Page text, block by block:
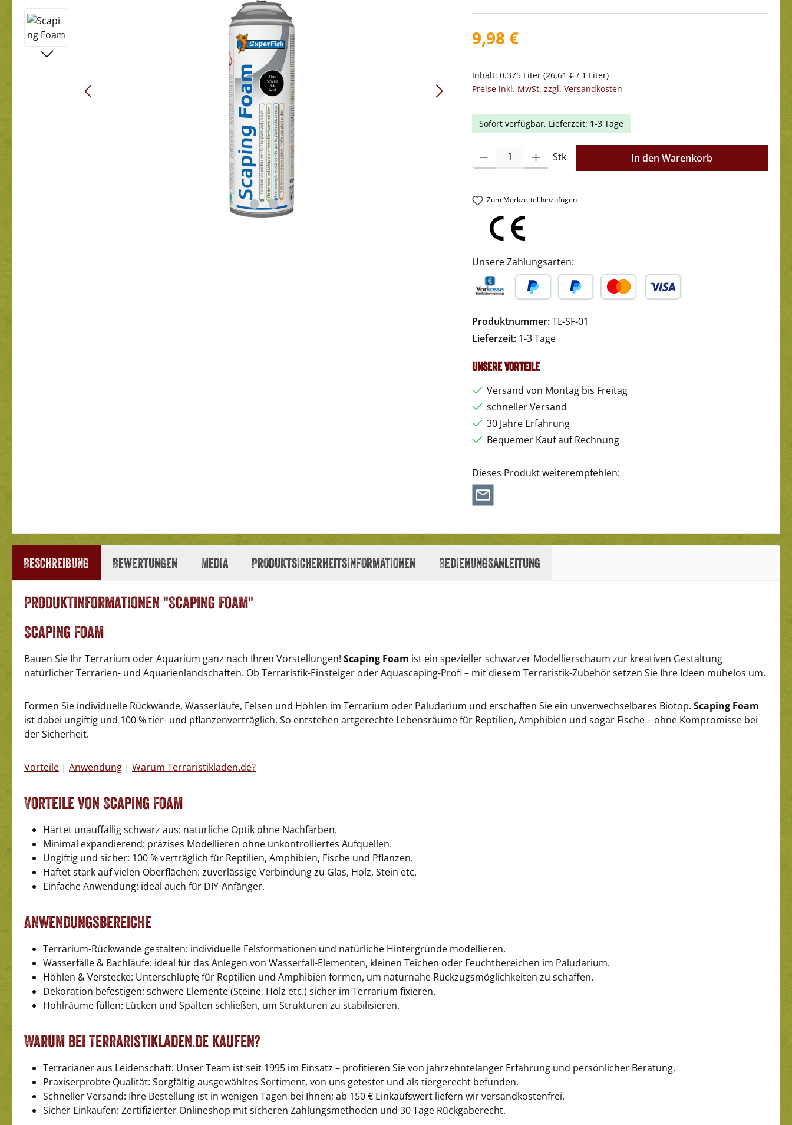
9,98 €
Inhalt: 0.375 Liter (26,61 € / 1 Liter)
Preise inkl. MwSt. zzgl. Versandkosten
Sofort verfügbar, Lieferzeit: 1-3 Tage
Produkt Anzahl: Gib den gewünschten Wert ein oder benutze die
Stk In den Warenkorb
Zum Merkzettel hinzufügen
Unsere Zahlungsarten:
Produktnummer:TL-SF-01
Lieferzeit: 1-3 Tage
Unsere Vorteile
Versand von Montag bis Freitag
schneller Versand
30 Jahre Erfahrung
Bequemer Kauf auf Rechnung
Dieses Produkt weiterempfehlen:
Beschreibung Bewertungen Media Produktsicherheitsinformationen Bedienungsanleitung
Produktinformationen "Scaping Foam"
Scaping Foam
Bauen Sie Ihr Terrarium oder Aquarium ganz nach Ihren Vorstellungen! Scaping Foam ist ein spezieller schwarzer Modellierschaum zur kreativen Gestaltung
natürlicher Terrarien- und Aquarienlandschaften. Ob Terraristik-Einsteiger oder Aquascaping-Profi – mit diesem Terraristik-Zubehör setzen Sie Ihre Ideen mühelos um.
Formen Sie individuelle Rückwände, Wasserläufe, Felsen und Höhlen im Terrarium oder Paludarium und erschaffen Sie ein unverwechselbares Biotop. Scaping Foam
ist dabei ungiftig und 100 % tier- und pflanzenverträglich. So entstehen artgerechte Lebensräume für Reptilien, Amphibien und sogar Fische – ohne Kompromisse bei
der Sicherheit.
Vorteile | Anwendung | Warum Terraristikladen.de?
Vorteile von Scaping Foam
Härtet unauffällig schwarz aus: natürliche Optik ohne Nachfärben.
Minimal expandierend: präzises Modellieren ohne unkontrolliertes Aufquellen.
Ungiftig und sicher: 100 % verträglich für Reptilien, Amphibien, Fische und Pflanzen.
Haftet stark auf vielen Oberflächen: zuverlässige Verbindung zu Glas, Holz, Stein etc.
Einfache Anwendung: ideal auch für DIY-Anfänger.
Anwendungsbereiche
Terrarium-Rückwände gestalten: individuelle Felsformationen und natürliche Hintergründe modellieren.
Wasserfälle & Bachläufe: ideal für das Anlegen von Wasserfall-Elementen, kleinen Teichen oder Feuchtbereichen im Paludarium.
Höhlen & Verstecke: Unterschlüpfe für Reptilien und Amphibien formen, um naturnahe Rückzugsmöglichkeiten zu schaffen.
Dekoration befestigen: schwere Elemente (Steine, Holz etc.) sicher im Terrarium fixieren.
Hohlräume füllen: Lücken und Spalten schließen, um Strukturen zu stabilisieren.
Warum bei Terraristikladen.de kaufen?
Terrarianer aus Leidenschaft: Unser Team ist seit 1995 im Einsatz – profitieren Sie von jahrzehntelanger Erfahrung und persönlicher Beratung.
Praxiserprobte Qualität: Sorgfältig ausgewähltes Sortiment, von uns getestet und als tiergerecht befunden.
Schneller Versand: Ihre Bestellung ist in wenigen Tagen bei Ihnen; ab 150 € Einkaufswert liefern wir versandkostenfrei.
Sicher Einkaufen: Zertifizierter Onlineshop mit sicheren Zahlungsmethoden und 30 Tage Rückgaberecht.